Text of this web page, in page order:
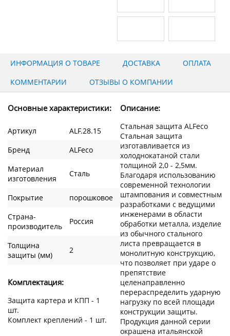
ИНФОРМАЦИЯ О ТОВАРЕ ДОСТАВКА
ОПЛАТА
КОММЕНТАРИИ
ОТЗЫВЫ О КОМПАНИИ
Основные характеристики:
Артикул
ALF.28.15
Бренд
ALFeco
Материал
изготовления
Сталь
Покрытие
порошковое
Страна-
производитель
Россия
Толщина
защиты (мм)
2
Комплектация:
Защита картера и КПП - 1
шт.
Комплект креплений - 1 шт.
Описание:
Стальная защита ALFeco
Стальная защита
изготавливается из
холоднокатаной стали
толщиной 2,0 - 2,5мм.
Благодаря использованию
современной технологии
штампования и совместным
разработками с ведущими
инженерами в области
обработки металла, изделие
из обычного стального
листа превращается в
монолитную конструкцию,
что позволяет при ударе о
препятствие
целенаправленно
перераспределить ударную
нагрузку по всей площади
конструкции защиты.
Продукция данной серии
окрашена итальянской